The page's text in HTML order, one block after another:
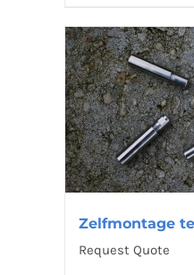
Zelfmontage
Request Quote